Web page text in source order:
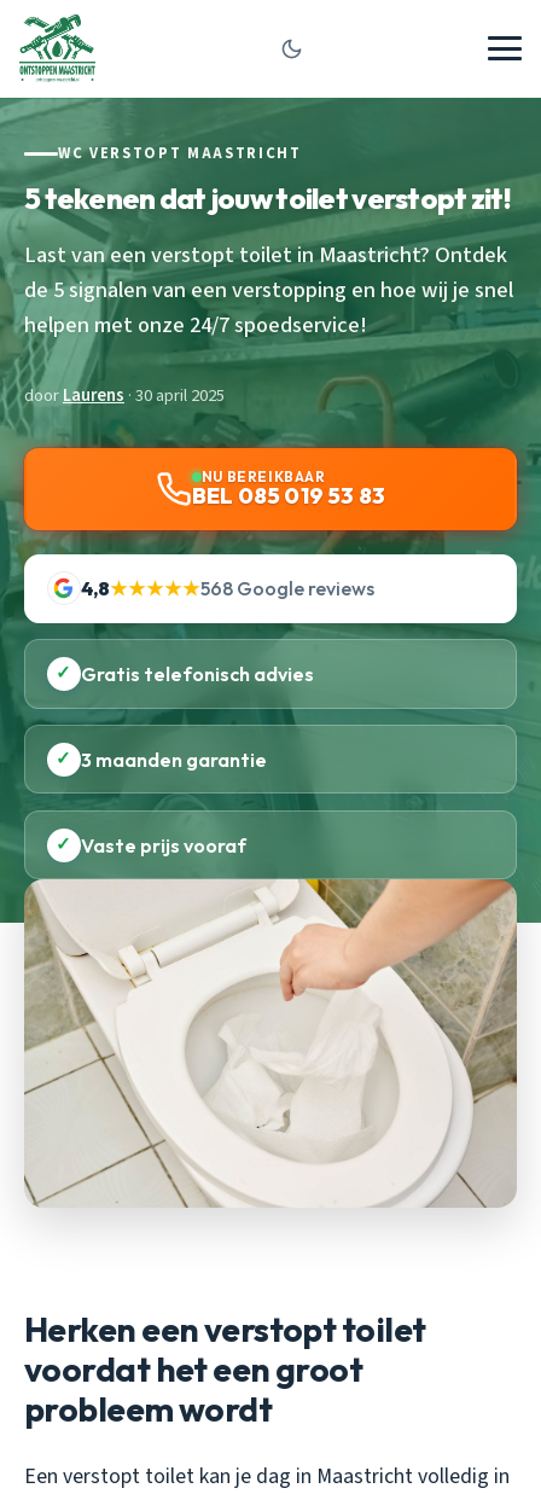
WC VERSTOPT MAASTRICHT
5 tekenen dat jouw toilet verstopt zit!
Last van een verstopt toilet in Maastricht? Ontdek
de 5 signalen van een verstopping en hoe wij je snel
helpen met onze 24/7 spoedservice!
doorLaurens · 30 april 2025
NU BEREIKBAAR
BEL 085 019 53 83
4,8★★★★★568 Google reviews
✓ Gratis telefonisch advies
✓ 3 maanden garantie
✓ Vaste prijs vooraf
Herken een verstopt toilet
voordat het een groot
probleem wordt
Een verstopt toilet kan je dag in Maastricht volledig in